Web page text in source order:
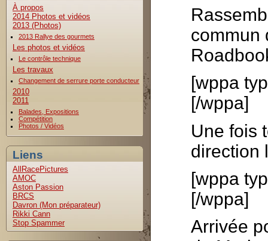
À propos
2014 Photos et vidéos
2013 (Photos)
2013 Rallye des gourmets
Les photos et vidéos
Le contrôle technique
Les travaux
Changement de serrure porte conducteur
2010
2011
Balades, Expositions
Compétition
Photos / Vidéos
Liens
AllRacePictures
AMOC
Aston Passion
BRCS
Davron (Mon préparateur)
Rikki Cann
Stop Spammer
commun
[wppa
[/wppa]
Une fois
direction
[wppa
[/wppa]
Arrivée